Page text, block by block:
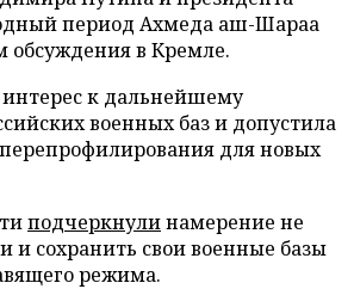
период Ахмеда аш-Шараа
обсуждения в Кремле.
интерес к дальнейшему
военных баз и допустила
для новых
подчеркнулинамерение не
и сохранить свои военные базы
режима.